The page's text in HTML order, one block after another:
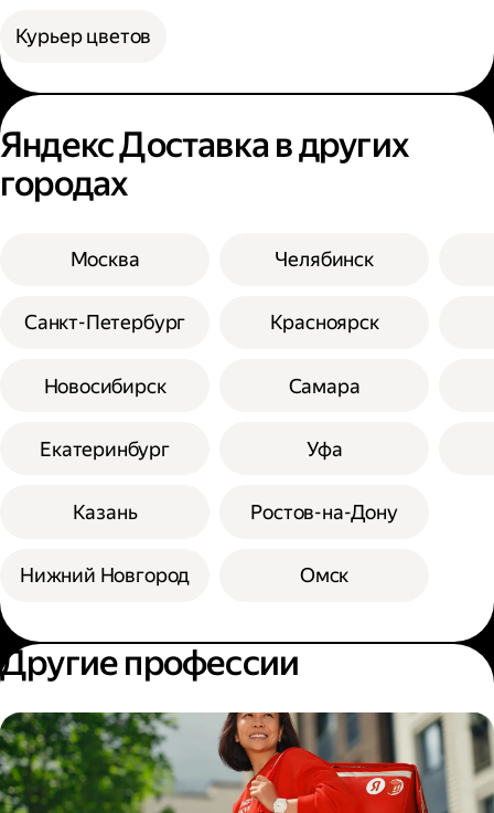
Курьер цветов
Яндекс Доставка в других
городах
Москва
Санкт-Петербург
Новосибирск
Екатеринбург
Казань
Нижний Новгород
Челябинск
Красноярск
Самара
Уфа
Ростов-на-Дону
Омск
Другие профессии